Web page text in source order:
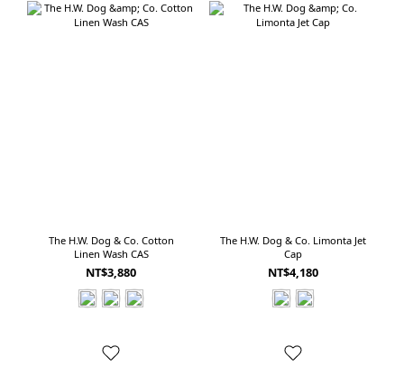
The H.W. Dog & Co. Cotton
Linen Wash CAS
NT$3,880
The H.W. Dog & Co. Limonta Jet
Cap
NT$4,180